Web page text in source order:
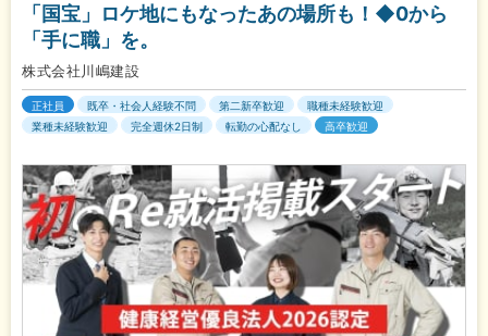
「国宝」ロケ地にもなったあの場所も！◆0から
「手に職」を。
株式会社川嶋建設
正社員 既卒・社会人経験不問 第二新卒歓迎
職種未経験歓迎
業種未経験歓迎
完全週休2日制 転勤の心配なし 高卒歓迎